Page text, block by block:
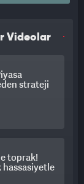
Videolar
strateji
toprak!
hassasiyetle